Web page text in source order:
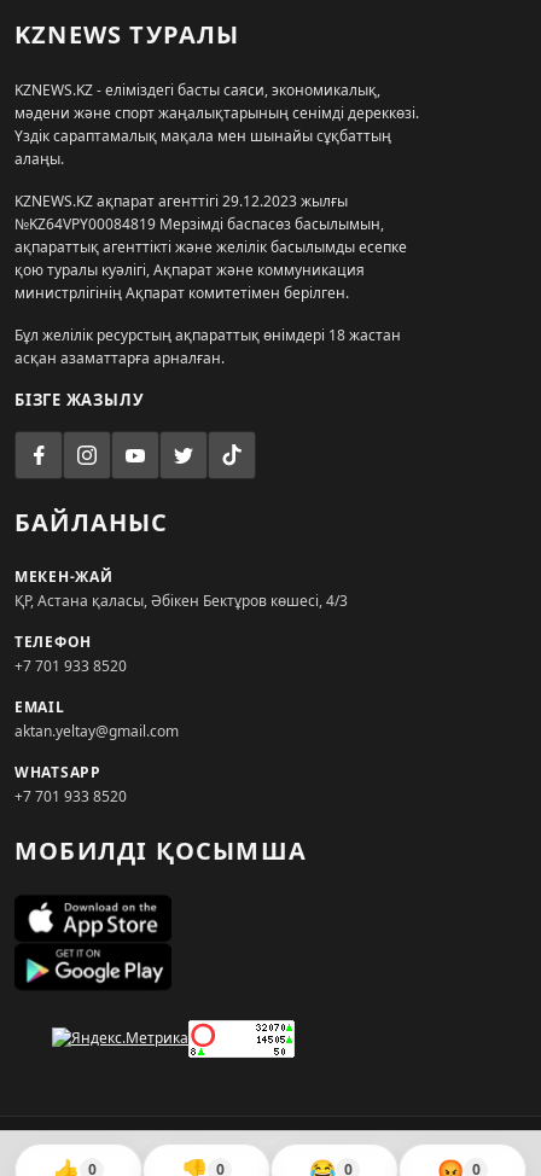
👍 0 👎 0 😂 0 😡 0
KZNEWS ТУРАЛЫ
KZNEWS.KZ - еліміздегі басты саяси, экономикалық,
мәдени және спорт жаңалықтарының сенімді дереккөзі.
Үздік сараптамалық мақала мен шынайы сұқбаттың
алаңы.
KZNEWS.KZ ақпарат агенттігі 29.12.2023 жылғы
№KZ64VPY00084819 Мерзімді баспасөз басылымын,
ақпараттық агенттікті және желілік басылымды есепке
қою туралы куәлігі, Ақпарат және коммуникация
министрлігінің Ақпарат комитетімен берілген.
Бұл желілік ресурстың ақпараттық өнімдері 18 жастан
асқан азаматтарға арналған.
БІЗГЕ ЖАЗЫЛУ
БАЙЛАНЫС
МЕКЕН-ЖАЙ
ҚР, Астана қаласы, Әбікен Бектұров көшесі, 4/3
ТЕЛЕФОН
+7 701 933 8520
EMAIL
aktan.yeltay@gmail.com
WHATSAPP
+7 701 933 8520
МОБИЛДІ ҚОСЫМША
© 2026. KZNEWS.KZ ақпарат агенттігі